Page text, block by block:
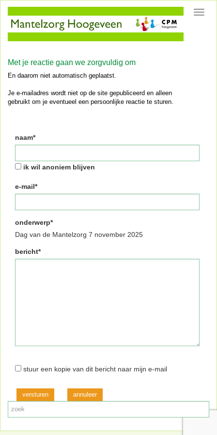
Met je reactie gaan we zorgvuldig om
En daarom niet automatisch geplaatst.
Je e-mailadres wordt niet op de site gepubliceerd en alleen
gebruikt om je eventueel een persoonlijke reactie te sturen.
naam*
ik wil anoniem blijven
e-mail*
onderwerp*
Dag van de Mantelzorg 7 november 2025
bericht*
stuur een kopie van dit bericht naar mijn e-mail
versturen